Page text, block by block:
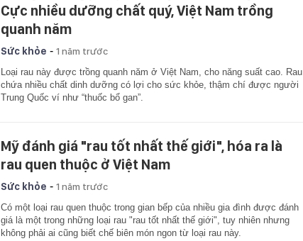
Cực nhiều dưỡng chất quý, Việt Nam trồng
quanh năm
Sức khỏe - 1 năm trước
Loại rau này được trồng quanh năm ở Việt Nam, cho năng suất cao. Rau
chứa nhiều chất dinh dưỡng có lợi cho sức khỏe, thậm chí được người
Trung Quốc ví như “thuốc bổ gan”.
Mỹ đánh giá "rau tốt nhất thế giới", hóa ra là
rau quen thuộc ở Việt Nam
Sức khỏe - 1 năm trước
Có một loại rau quen thuộc trong gian bếp của nhiều gia đình được đánh
giá là một trong những loại rau "rau tốt nhất thế giới", tuy nhiên nhưng
không phải ai cũng biết chế biên món ngon từ loại rau này.